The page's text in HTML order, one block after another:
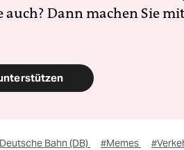
auch? Dann machen Sie
Bahn (DB) #Memes